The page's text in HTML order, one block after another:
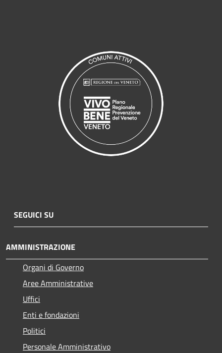
SEGUICI SU
AMMINISTRAZIONE
Organi di Governo
Aree Amministrative
Uffici
Enti e fondazioni
Politici
Personale Amministrativo